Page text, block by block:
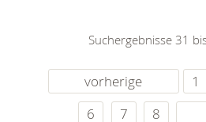
Suchergebnisse 31
vorherige 1
6
7 8